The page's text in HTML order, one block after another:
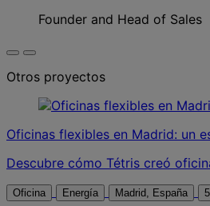
Founder and Head of Sales
Otros proyectos
Oficinas flexibles en Madrid: un
Descubre cómo Tétris creó
Oficina Energía Madrid, España